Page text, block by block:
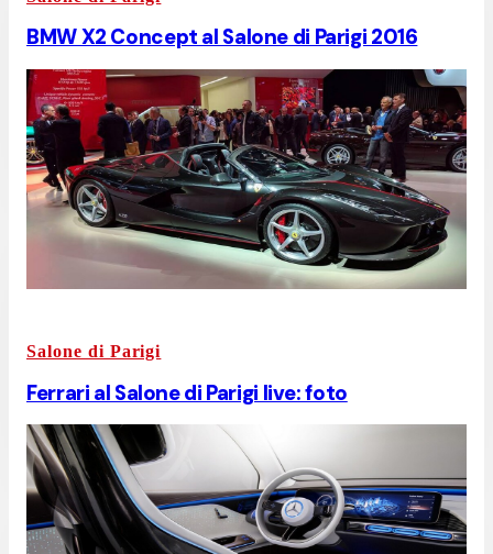
BMW X2 Concept al Salone di Parigi 2016
Salone di Parigi
Ferrari al Salone di Parigi live: foto